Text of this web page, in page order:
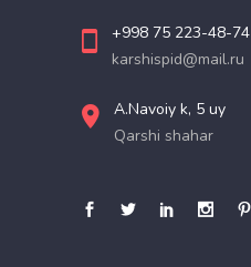
+998 75 223-48-74
karshispid@mail.ru
A.Navoiy k, 5 uy
Qarshi shahar